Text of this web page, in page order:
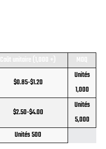
Coût unitaire (1,000 +)
MOQ
$0.85-$1.20
Unités
1,000
$2.50-$4.00
Unités
5,000
Unités 500